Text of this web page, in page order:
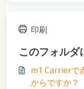
印刷
このフォルダ
m1 Carrierで
からですか？